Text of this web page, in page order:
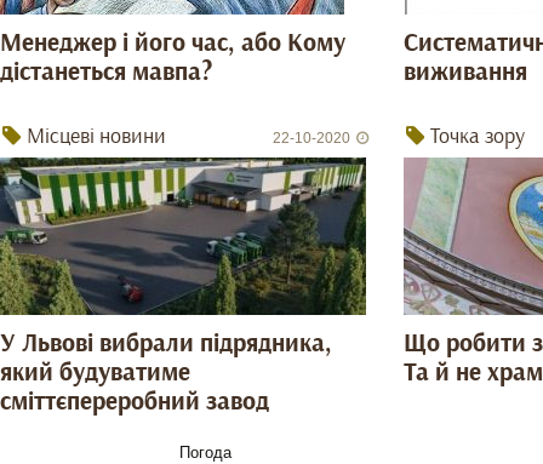
Менеджер і його час, або Кому
дістанеться мавпа?
виживання
Місцеві новини 22-10-2020
У Львові вибрали підрядника,
який будуватиме
сміттєпереробний завод
Точка зору
Що робити
Та й не
Погода